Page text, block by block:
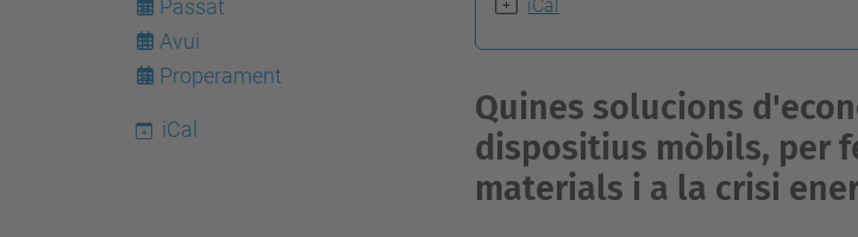
:
/
/
iCal
Quines solucions
dispositius mòbils, per
materials i a la crisi
Passat
8
Avui
Properament
iCal